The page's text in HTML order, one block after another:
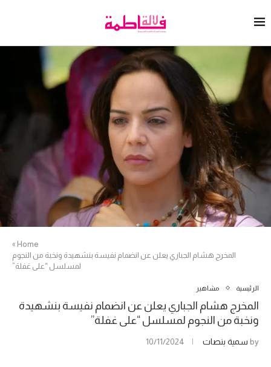
Home
»
المخرج هشام الجباري يعلن عن انضمام نفيسة بنشهيدة ونخبة من النجوم
لمسلسل “على غفلة”
الرئيسية مشاهير
المخرج هشام الجباري يعلن عن انضمام نفيسة بنشهيدة
ونخبة من النجوم لمسلسل “على غفلة”
by سمية بنصات 10/11/2024